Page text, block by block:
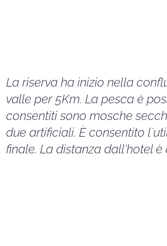
La riserva ha inizio nella
valle per 5Km. La pesca è
consentiti sono mosche
due artificiali. È consentito
finale. La distanza dall'hotel è